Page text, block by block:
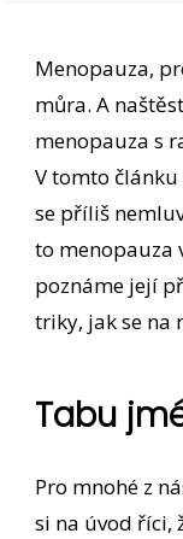
Menopauza,
můra. A
menopauza s
V tomto
se příliš
to menopauza
poznáme její
triky, jak se
Tabu
Pro mnohé z
si na úvod říci,